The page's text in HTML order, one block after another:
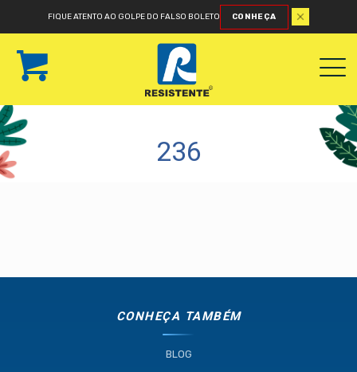
FIQUE ATENTO AO GOLPE DO FALSO BOLETO CONHEÇA
236
CONHEÇA TAMBÉM
BLOG